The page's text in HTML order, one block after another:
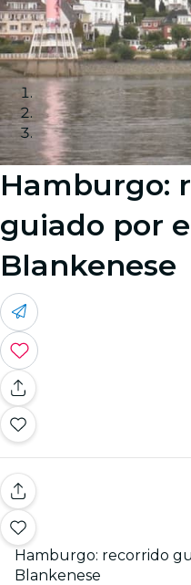
Hamburgo:
guiado por
Blankenese
Hamburgo: recorrido
Blankenese